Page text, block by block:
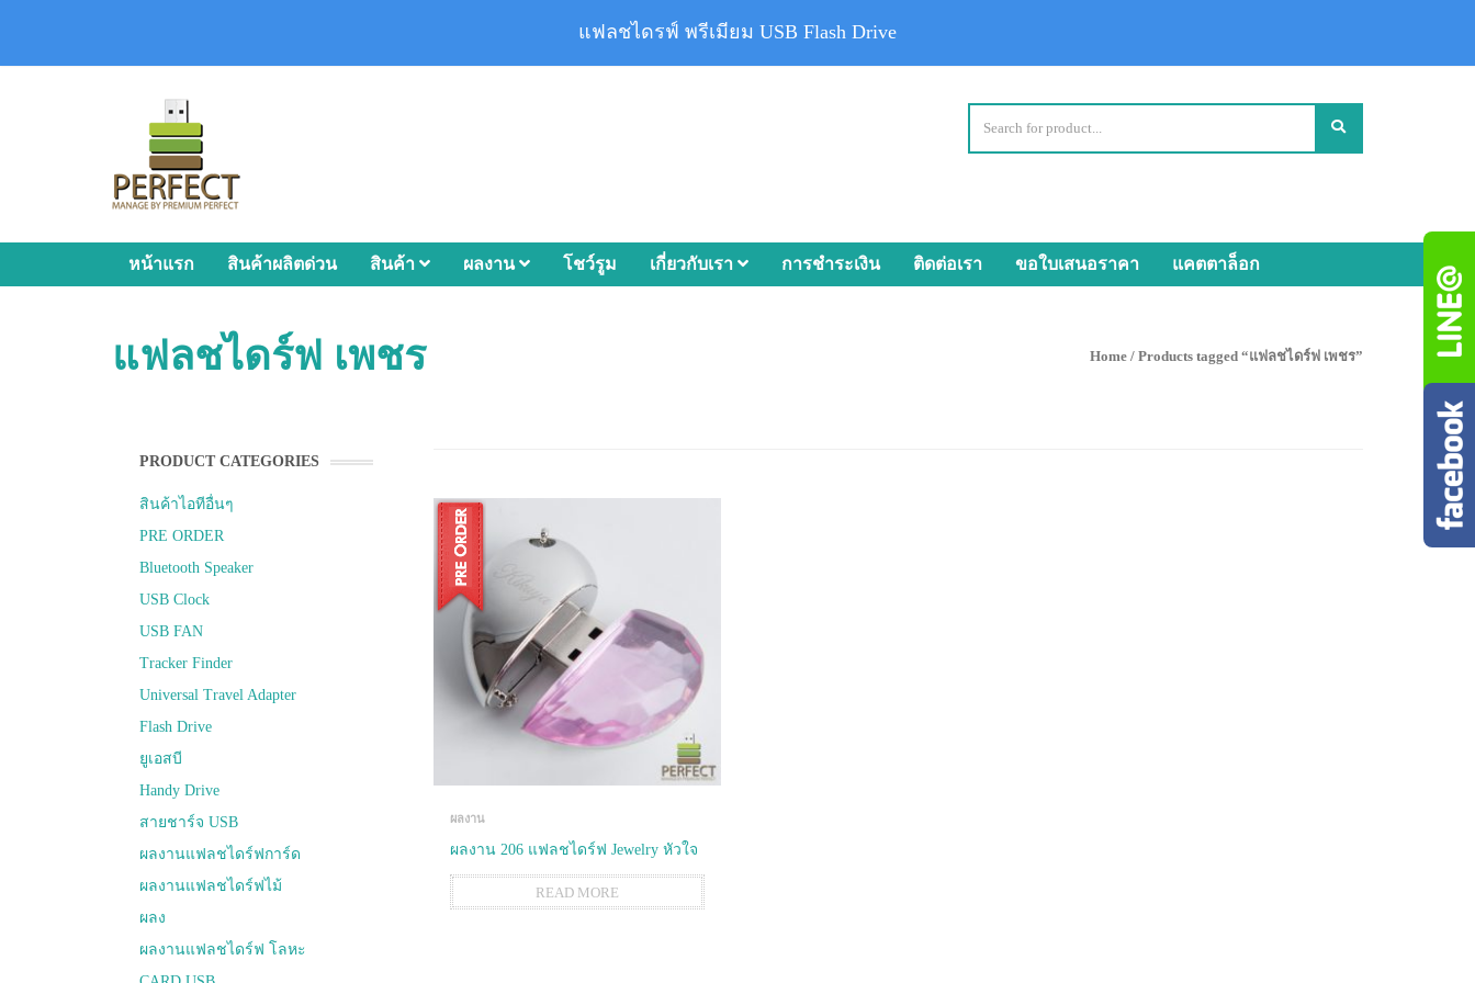
หน้าแรก สินค้าผลิตด่วน สินค้า ผลงาน โชว์รูม เกี่ยวกับเรา การชำระเงิน ติดต่อเรา ขอใบเสนอราคา แคตตาล็อก
แฟลชไดร์ฟ เพชร Home / Products tagged “แฟลชไดร์ฟ เพชร”
PRODUCT CATEGORIES
สินค้าไอทีอื่นๆ
PRE ORDER
Bluetooth Speaker
USB Clock
USB FAN
Tracker Finder
Universal Travel Adapter
Flash Drive
ยูเอสบี
Handy Drive
สายชาร์จ USB
ผลงานแฟลชไดร์ฟการ์ด
ผลงานแฟลชไดร์ฟไม้
ผลง
ผลงานแฟลชไดร์ฟ โลหะ
ผลงาน
ผลงาน 206 แฟลชไดร์ฟ Jewelry หัวใจ
READ MORE
แฟลชไดรฟ์ พรีเมียม USB Flash Drive